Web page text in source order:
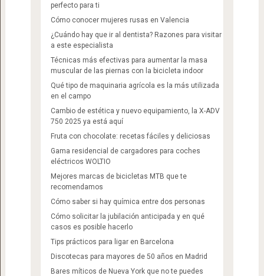
perfecto para ti
Cómo conocer mujeres rusas en Valencia
¿Cuándo hay que ir al dentista? Razones para visitar
a este especialista
Técnicas más efectivas para aumentar la masa
muscular de las piernas con la bicicleta indoor
Qué tipo de maquinaria agrícola es la más utilizada
en el campo
Cambio de estética y nuevo equipamiento, la X-ADV
750 2025 ya está aquí
Fruta con chocolate: recetas fáciles y deliciosas
Gama residencial de cargadores para coches
eléctricos WOLTIO
Mejores marcas de bicicletas MTB que te
recomendamos
Cómo saber si hay química entre dos personas
Cómo solicitar la jubilación anticipada y en qué
casos es posible hacerlo
Tips prácticos para ligar en Barcelona
Discotecas para mayores de 50 años en Madrid​
Bares míticos de Nueva York que no te puedes